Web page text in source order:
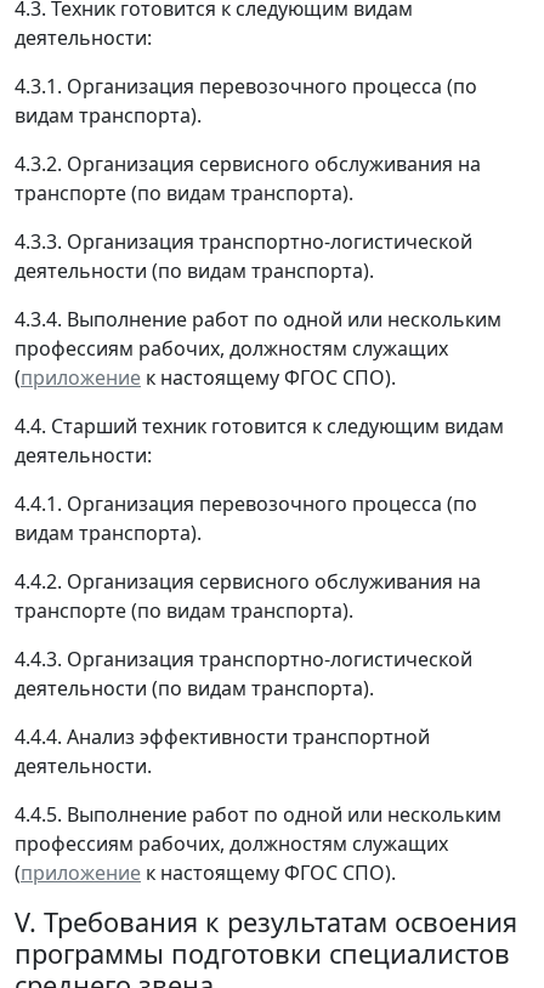
4.3. Техник готовится к следующим видам
деятельности:
4.3.1. Организация перевозочного процесса (по
видам транспорта).
4.3.2. Организация сервисного обслуживания на
транспорте (по видам транспорта).
4.3.3. Организация транспортно-логистической
деятельности (по видам транспорта).
4.3.4. Выполнение работ по одной или нескольким
профессиям рабочих, должностям служащих
(приложение к настоящему ФГОС СПО).
4.4. Старший техник готовится к следующим видам
деятельности:
4.4.1. Организация перевозочного процесса (по
видам транспорта).
4.4.2. Организация сервисного обслуживания на
транспорте (по видам транспорта).
4.4.3. Организация транспортно-логистической
деятельности (по видам транспорта).
4.4.4. Анализ эффективности транспортной
деятельности.
4.4.5. Выполнение работ по одной или нескольким
профессиям рабочих, должностям служащих
(приложение к настоящему ФГОС СПО).
V. Требования к результатам освоения
программы подготовки специалистов